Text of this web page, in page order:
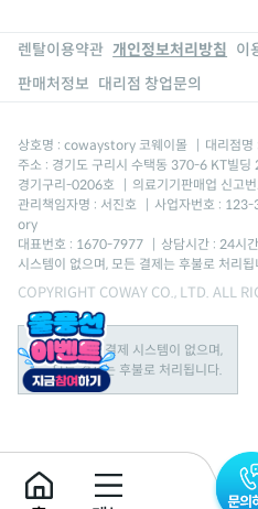
렌탈이용약관 개인정보처리방침 이
판매처정보 대리점 창업문의
상호명 : cowaystory 코웨이몰 대리점명
주소 : 경기도 구리시 수택동 370-6 KT빌딩
경기구리-0206호
의료기기판매업 신고
관리책임자명 : 서진호
사업자번호 :
ory
대표번호 : 1670-7977
상담시간 : 24시
시스템이 없으며, 모든 결제는 후불로 처리됩
COPYRIGHT COWAY CO., LTD. ALL
본 쇼핑몰은 결제 시스템이 없으며,
모든 결제는 후불로 처리됩니다.